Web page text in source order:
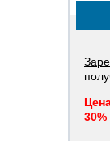
30%